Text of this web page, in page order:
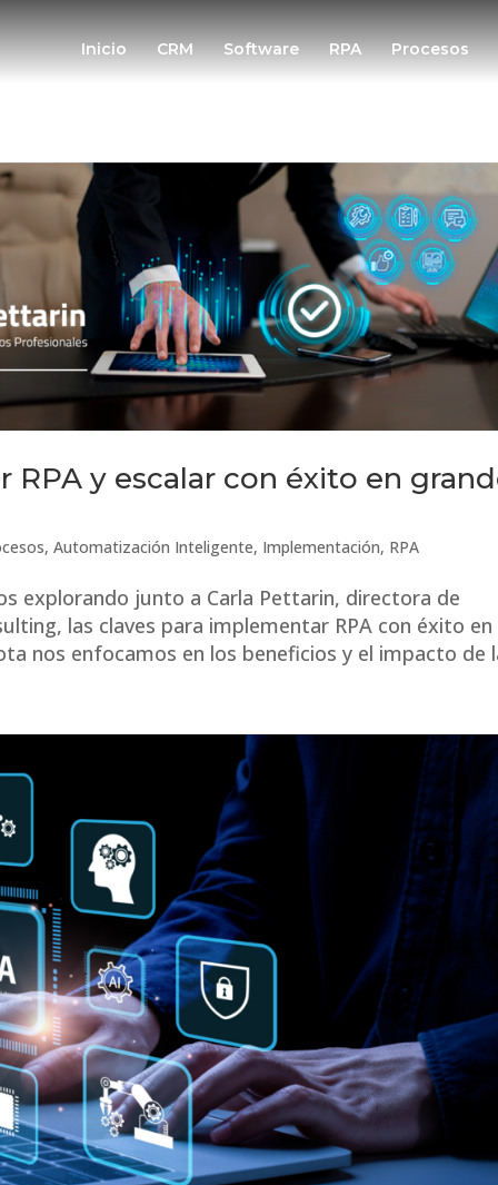
Inicio CRM Software RPA Procesos
RPA y escalar con éxito en
,Automatización Inteligente, Implementación, RPA
explorando junto a Carla Pettarin, directora de
las claves para implementar RPA con éxito en
nos enfocamos en los beneficios y el impacto de